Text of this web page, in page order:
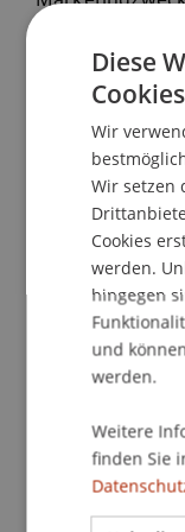
weltweit
erkannt, dass
vertraut sind.
Schweiz und
Mischung von
wahrnehmen
Auch bei den
anpassen. In
hingegen
bereits gegen
sowie Büros
Diese
Wir
Wir setzen
Cookies
werden.
hingegen
und
werden.
Weitere
finden Sie